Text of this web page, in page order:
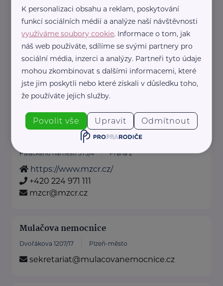
Klatovská nemocnice
Plzeňská 569 Klatovy
info@nemkt.cz
Klub českých turistů Fakultní nemocnice v
Plzni
Edvarda Beneše 1128/13 Plzeň-město
Ministerstvo zdravotnictví ČR
Palackého náměstí 375/4 Praha 2
https://www.mzcr.cz/
+420 224 971 111
mzcr@mzcr.cz
Mulačova nemocnice
Dvořákova 1207/17 Plzeň-město
sekretariat@mulacovanemocnice.cz
K personalizaci obsahu a reklam, poskytování
funkcí sociálních médií a analýze naší návštěvnosti
využíváme soubory cookie. Informace o tom, jak
náš web používáte, sdílíme se svými partnery pro
sociální média, inzerci a analýzy. Partneři tyto údaje
mohou zkombinovat s dalšími informacemi, které
jste jim poskytli nebo které získali v důsledku toho,
že používáte jejich služby.
Povolit vše Upravit Odmítnout